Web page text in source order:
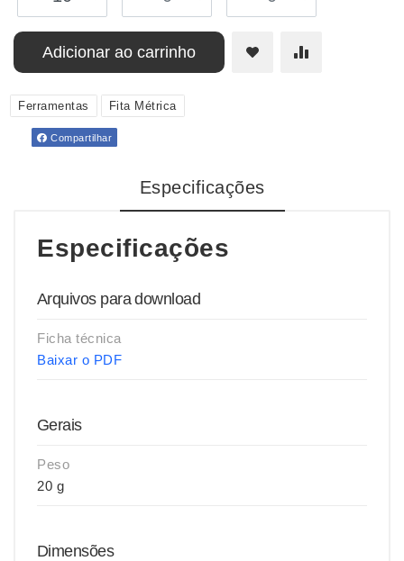
Adicionar ao carrinho
Ferramentas Fita Métrica
Compartilhar
Especificações
Especificações
Arquivos para download
Ficha técnica
Baixar o PDF
Gerais
Peso
20 g
Dimensões